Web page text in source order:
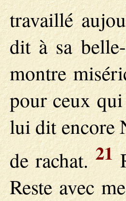
travaillé
dit à sa
montre
pour ceux
lui dit encore
de rachat.21
Reste avec